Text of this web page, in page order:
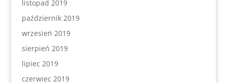
listopad 2019
październik 2019
wrzesień 2019
sierpień 2019
lipiec 2019
czerwiec 2019